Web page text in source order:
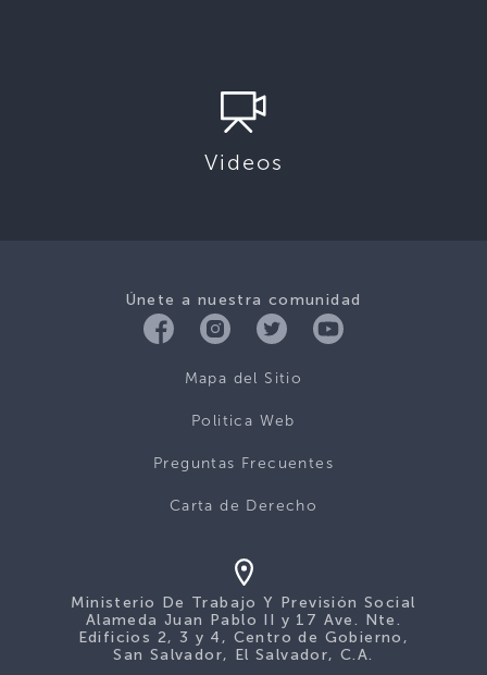
Videos
Únete a nuestra comunidad
Mapa del Sitio
Politica Web
Preguntas Frecuentes
Carta de Derecho
Ministerio De Trabajo Y Previsión Social
Alameda Juan Pablo II y 17 Ave. Nte.
Edificios 2, 3 y 4, Centro de Gobierno,
San Salvador, El Salvador, C.A.